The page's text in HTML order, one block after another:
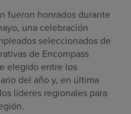
fueron honrados durante
una celebración
seleccionados de
de Encompass
elegido entre los
del año y, en última
líderes regionales para